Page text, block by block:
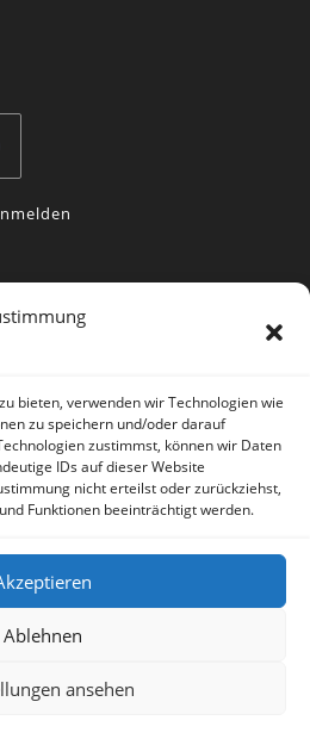
bieten, verwenden wir Technologien wie
zu speichern und/oder darauf
zustimmst, können wir Daten
IDs auf dieser Website
nicht erteilst oder zurückziehst,
Funktionen beeinträchtigt werden.
Ablehnen
ansehen